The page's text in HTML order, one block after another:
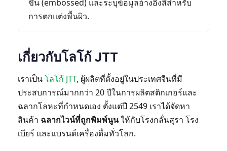
ขึ้น (embossed) และระบุข้อมูลอ้างอิงสีสำหรับ
การตกแต่งพื้นผิว.
เกี่ยวกับโลโก้ JTT
เราเป็นโลโก้ JTT, ผู้ผลิตที่ตั้งอยู่ในประเทศจีนที่มี
ประสบการณ์มากกว่า 20 ปีในการผลิตสติกเกอร์และ
ฉลากโลหะที่กำหนดเอง ตั้งแต่ปี 2549 เราได้จัดหา
สินค้า ฉลากไวน์ที่ถูกพิมพ์นูนให้กับโรงกลั่นสุรา โรง
เบียร์ และแบรนด์เครื่องดื่มทั่วโลก.